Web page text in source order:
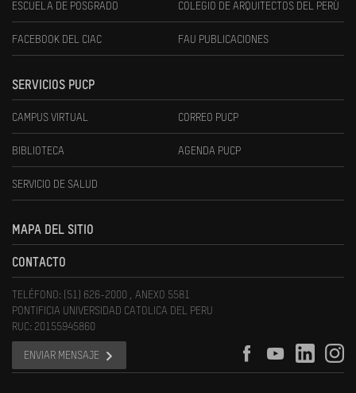
ESCUELA DE POSGRADO COLEGIO DE ARQUITECTOS DEL PERÚ
FACEBOOK DEL CIAC FAU PUBLICACIONES
SERVICIOS PUCP
CAMPUS VIRTUAL CORREO PUCP
BIBLIOTECA AGENDA PUCP
SERVICIO DE SALUD
MAPA DEL SITIO
CONTACTO
TELÉFONO: (51) 626-2000 , ANEXO 5581
PONTIFICIA UNIVERSIDAD CATOLICA DEL PERU
RUC: 20155945860
ENVIAR MENSAJE